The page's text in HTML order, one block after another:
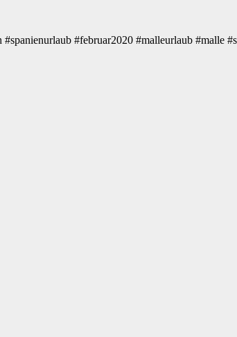
#februar2020 #malleurlaub #malle